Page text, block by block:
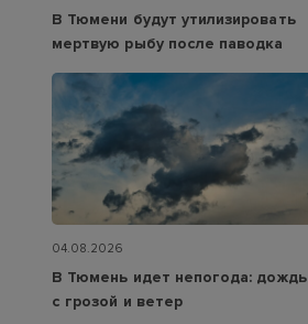
В Тюмени будут утилизировать
мертвую рыбу после паводка
04.08.2026
В Тюмень идет непогода: дождь
с грозой и ветер